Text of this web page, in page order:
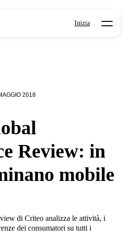
Inizia Open
2018
Review: in
mobile
di Criteo analizza le attività, i
dei consumatori su tutti i